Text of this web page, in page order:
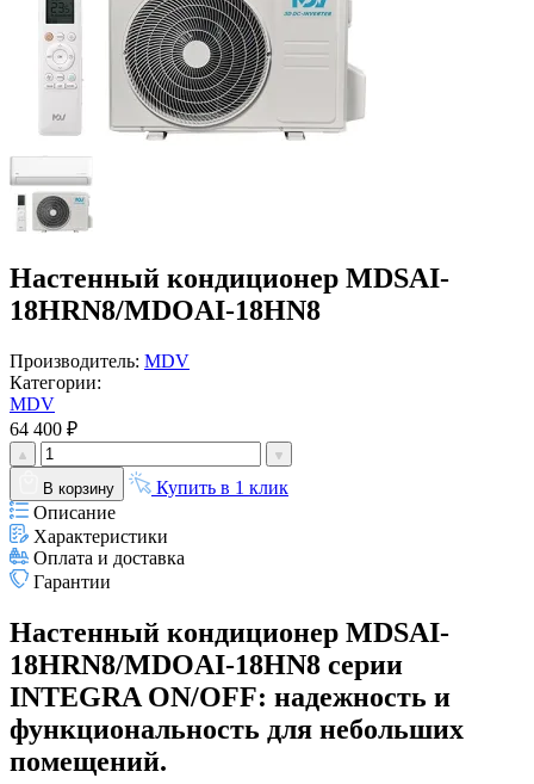
Настенный кондиционер MDSAI-
18HRN8/MDOAI-18HN8
Производитель: MDV
Категории:
MDV
64 400 ₽
В корзину
Купить в 1 клик
Описание
Характеристики
Оплата и доставка
Гарантии
Настенный кондиционер MDSAI-
18HRN8/MDOAI-18HN8 серии
INTEGRA ON/OFF: надежность и
функциональность для небольших
помещений.